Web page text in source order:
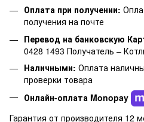
Оплата при получении:
получения на почте
Перевод на банковскую
0428 1493 Получатель –
Наличными: Оплата
проверки товара
Онлайн-оплата Monopay
Гарантия от производителя 12